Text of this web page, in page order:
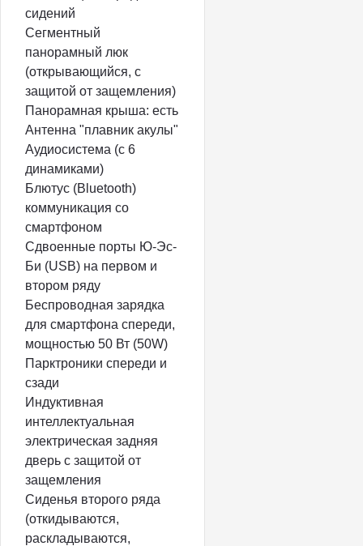
сидений
Сегментный
панорамный люк
(открывающийся, с
защитой от защемления)
Панорамная крыша: есть
Антенна "плавник акулы"
Аудиосистема (с 6
динамиками)
Блютус (Bluetooth)
коммуникация со
смартфоном
Сдвоенные порты Ю-Эс-
Би (USB) на первом и
втором ряду
Беспроводная зарядка
для смартфона спереди,
мощностью 50 Вт (50W)
Парктроники спереди и
сзади
Индуктивная
интеллектуальная
электрическая задняя
дверь с защитой от
защемления
Сиденья второго ряда
(откидываются,
раскладываются,